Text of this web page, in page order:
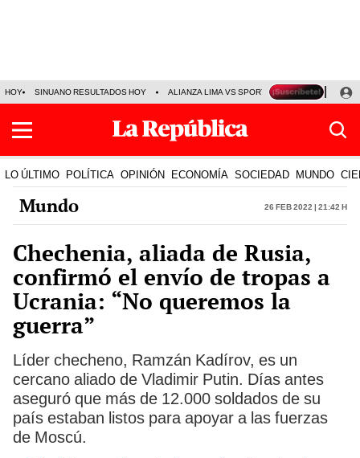
HOY SINUANO RESULTADOS HOY ALIANZA LIMA VS SPORT BOYS JORGE
LO ÚLTIMO POLÍTICA OPINIÓN ECONOMÍA SOCIEDAD MUNDO
Mundo 26 Feb 2022 | 21:42 h
Chechenia, aliada de Rusia,
confirmó el envío de tropas a
Ucrania: “No queremos la
guerra”
Líder checheno, Ramzán Kadírov, es un
cercano aliado de Vladimir Putin. Días antes
aseguró que más de 12.000 soldados de su
país estaban listos para apoyar a las fuerzas
de Moscú.